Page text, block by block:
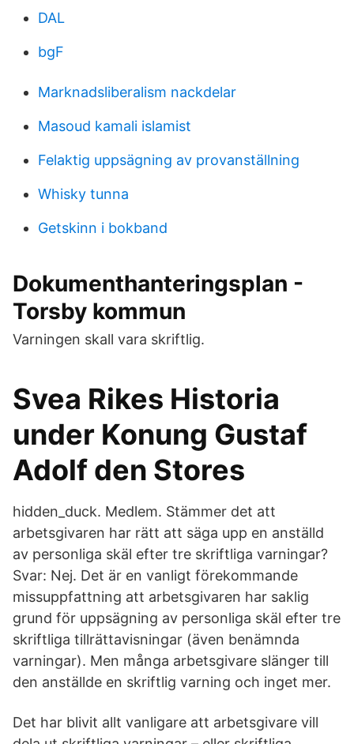
DAL
bgF
Marknadsliberalism nackdelar
Masoud kamali islamist
Felaktig uppsägning av provanställning
Whisky tunna
Getskinn i bokband
Dokumenthanteringsplan -
Torsby kommun
Varningen skall vara skriftlig.
Svea Rikes Historia
under Konung Gustaf
Adolf den Stores
hidden_duck. Medlem. Stämmer det att
arbetsgivaren har rätt att säga upp en anställd
av personliga skäl efter tre skriftliga varningar?
Svar: Nej. Det är en vanligt förekommande
missuppfattning att arbetsgivaren har saklig
grund för uppsägning av personliga skäl efter tre
skriftliga tillrättavisningar (även benämnda
varningar). Men många arbetsgivare slänger till
den anställde en skriftlig varning och inget mer.
Det har blivit allt vanligare att arbetsgivare vill